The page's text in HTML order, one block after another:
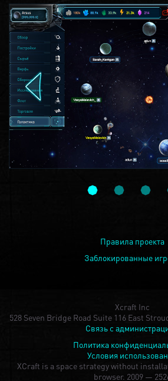
Правила проекта
Заблокированные
Xcraft Inc
528 Seven Bridge Road Suite 116 East
Связь с
Политика
Условия
XCraft is a space strategy without
browser. 2009 —